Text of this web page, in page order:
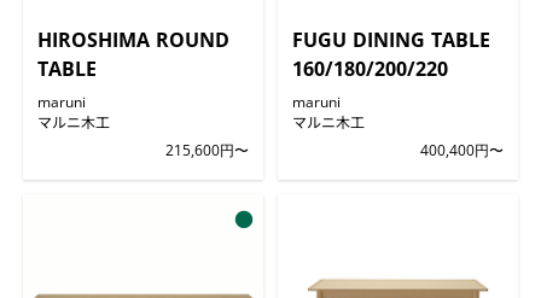
HIROSHIMA ROUND
TABLE
maruni
マルニ木工
215,600円〜
FUGU DINING TABLE
160/180/200/220
maruni
マルニ木工
400,400円〜
●